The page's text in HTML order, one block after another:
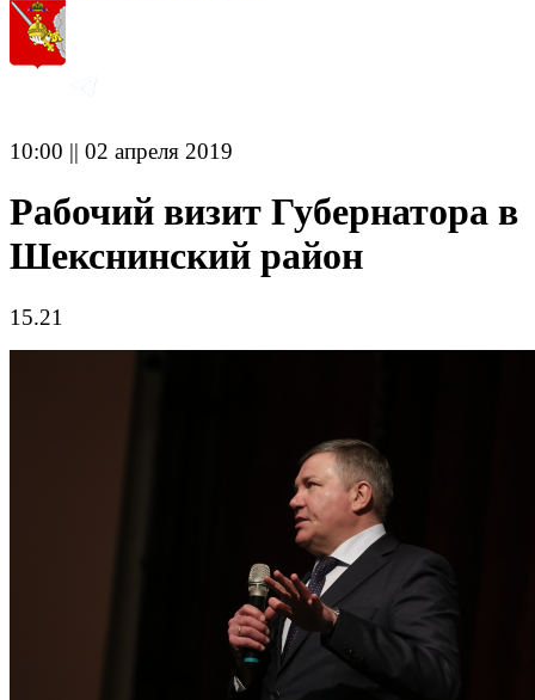
10:00 || 02 апреля 2019
Рабочий визит Губернатора в
Шекснинский район
15.21